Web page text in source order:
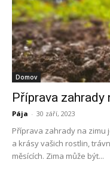
Domov
Příprava zahrady
Pája - 30 září, 2023
Příprava zahrady na zimu
a krásy vašich rostlin,
měsících. Zima může být...